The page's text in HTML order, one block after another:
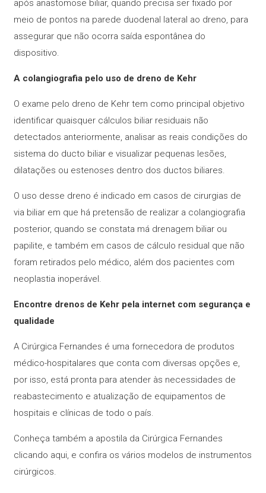
após anastomose biliar, quando precisa ser fixado por
meio de pontos na parede duodenal lateral ao dreno, para
assegurar que não ocorra saída espontânea do
dispositivo.
A colangiografia pelo uso de dreno de Kehr
O exame pelo dreno de Kehr tem como principal objetivo
identificar quaisquer cálculos biliar residuais não
detectados anteriormente, analisar as reais condições do
sistema do ducto biliar e visualizar pequenas lesões,
dilatações ou estenoses dentro dos ductos biliares.
O uso desse dreno é indicado em casos de cirurgias de
via biliar em que há pretensão de realizar a colangiografia
posterior, quando se constata má drenagem biliar ou
papilite, e também em casos de cálculo residual que não
foram retirados pelo médico, além dos pacientes com
neoplastia inoperável.
Encontre drenos de Kehr pela internet com segurança e
qualidade
A Cirúrgica Fernandes é uma fornecedora de produtos
médico-hospitalares que conta com diversas opções e,
por isso, está pronta para atender às necessidades de
reabastecimento e atualização de equipamentos de
hospitais e clínicas de todo o país.
Conheça também a apostila da Cirúrgica Fernandes
clicando aqui, e confira os vários modelos de instrumentos
cirúrgicos.